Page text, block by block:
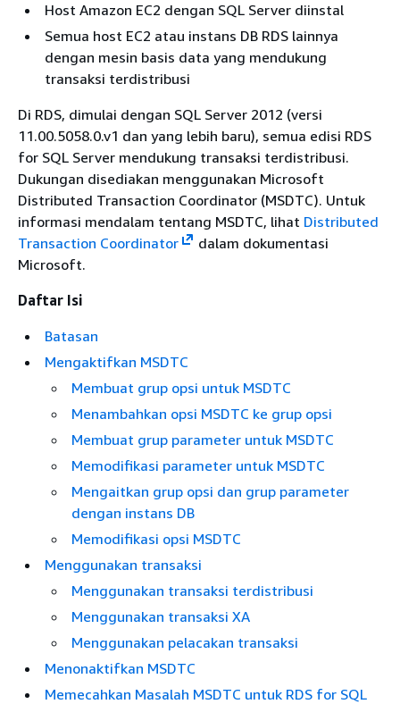
Host Amazon EC2 dengan SQL Server diinstal
Semua host EC2 atau instans DB RDS lainnya
dengan mesin basis data yang mendukung
transaksi terdistribusi
Di RDS, dimulai dengan SQL Server 2012 (versi
11.00.5058.0.v1 dan yang lebih baru), semua edisi RDS
for SQL Server mendukung transaksi terdistribusi.
Dukungan disediakan menggunakan Microsoft
Distributed Transaction Coordinator (MSDTC). Untuk
informasi mendalam tentang MSDTC, lihat Distributed
Transaction Coordinator
dalam dokumentasi
Microsoft.
Daftar Isi
Batasan
Mengaktifkan MSDTC
Membuat grup opsi untuk MSDTC
Menambahkan opsi MSDTC ke grup opsi
Membuat grup parameter untuk MSDTC
Memodifikasi parameter untuk MSDTC
Mengaitkan grup opsi dan grup parameter
dengan instans DB
Memodifikasi opsi MSDTC
Menggunakan transaksi
Menggunakan transaksi terdistribusi
Menggunakan transaksi XA
Menggunakan pelacakan transaksi
Menonaktifkan MSDTC
Memecahkan Masalah MSDTC untuk RDS for SQL